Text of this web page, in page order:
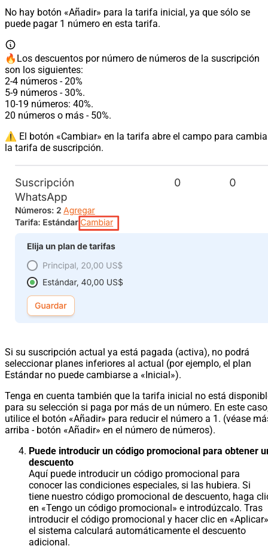
No hay botón «Añadir» para la tarifa inicial, ya que sólo se
puede pagar 1 número en esta tarifa.
🔥Los descuentos por número de números de la suscripción
son los siguientes:
2-4 números - 20%
5-9 números - 30%.
10-19 números: 40%.
20 números o más - 50%.
⚠️ El botón «Cambiar» en la tarifa abre el campo para
la tarifa de suscripción.
Si su suscripción actual ya está pagada (activa), no podrá
seleccionar planes inferiores al actual (por ejemplo, el plan
Estándar no puede cambiarse a «Inicial»).
Tenga en cuenta también que la tarifa inicial no está
para su selección si paga por más de un número. En este
utilice el botón «Añadir» para reducir el número a 1. (véase
arriba - botón «Añadir» en el número de números).
Puede introducir un código promocional para obtener
descuento
Aquí puede introducir un código promocional para
conocer las condiciones especiales, si las hubiera. Si
tiene nuestro código promocional de descuento, haga
en «Tengo un código promocional» e introdúzcalo. Tras
introducir el código promocional y hacer clic en
el sistema calculará automáticamente el descuento
adicional.